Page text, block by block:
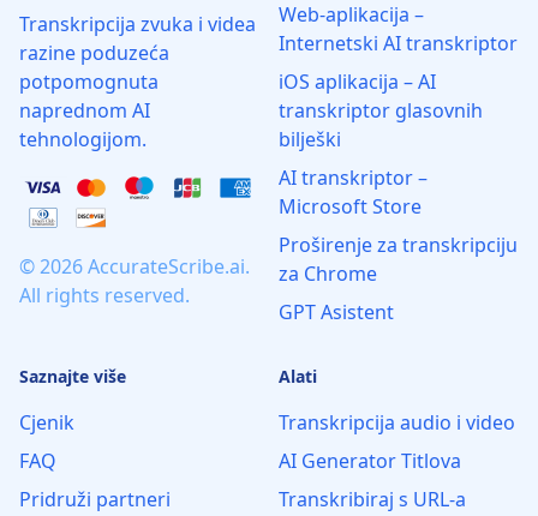
Transkripcija zvuka i videa
razine poduzeća
potpomognuta
naprednom AI
tehnologijom.
© 2026 AccurateScribe.ai.
All rights reserved.
Web-aplikacija –
Internetski AI transkriptor
iOS aplikacija – AI
transkriptor glasovnih
bilješki
AI transkriptor –
Microsoft Store
Proširenje za transkripciju
za Chrome
GPT Asistent
Saznajte više
Cjenik
FAQ
Pridruži partneri
Alati
Transkripcija audio i video
AI Generator Titlova
Transkribiraj s URL-a